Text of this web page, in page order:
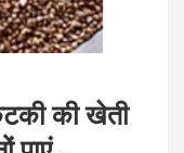
की खेती